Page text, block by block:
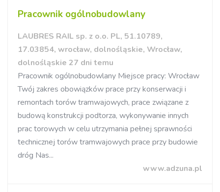
Pracownik ogólnobudowlany
LAUBRES RAIL sp. z o.o. PL, 51.10789,
17.03854, wrocław, dolnośląskie, Wrocław,
dolnośląskie 27 dni temu
Pracownik ogólnobudowlany Miejsce pracy: Wrocław
Twój zakres obowiązków prace przy konserwacji i
remontach torów tramwajowych, prace związane z
budową konstrukcji podtorza, wykonywanie innych
prac torowych w celu utrzymania pełnej sprawności
technicznej torów tramwajowych prace przy budowie
dróg Nas...
www.adzuna.pl